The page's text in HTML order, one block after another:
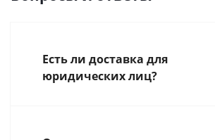
Есть ли доставка для
юридических лиц?